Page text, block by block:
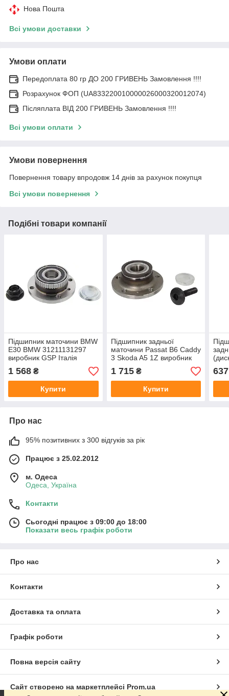
Нова Пошта
Всі умови доставки
Умови оплати
Передоплата 80 гр ДО 200 ГРИВЕНЬ Замовлення !!!!
Розрахунок ФОП (UA833220010000026000320012074)
Післяплата ВІД 200 ГРИВЕНЬ Замовлення !!!!
Всі умови оплати
Умови повернення
Повернення товару впродовж 14 днів за рахунок покупця
Всі умови повернення
Подібні товари компанії
Підшипник маточини BMW
E30 BMW 31211131297
виробник GSP Італія
1 568 ₴
Купити
Підшипник задньої
маточини Passat B6 Caddy
3 Skoda A5 1Z виробник
AUTLOG
1 715₴
Купити
637
Про нас
95% позитивних з 300 відгуків за рік
Працює з 25.02.2012
м. Одеса
Одеса, Україна
Контакти
Сьогодні працює з 09:00 до 18:00
Показати весь графік роботи
Про нас
Контакти
Доставка та оплата
Графік роботи
Повна версія сайту
Сайт створено на маркетплейсі Prom.ua